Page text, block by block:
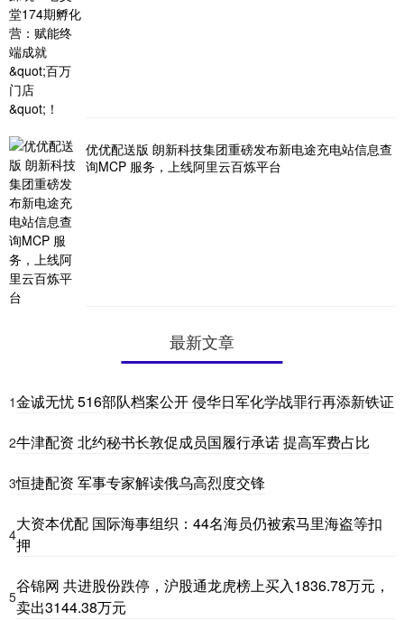
优优配送版 朗新科技集团重磅发布新电途充电站信息查
询MCP 服务，上线阿里云百炼平台
最新文章
1金诚无忧 516部队档案公开 侵华日军化学战罪行再添新铁证
2牛津配资 北约秘书长敦促成员国履行承诺 提高军费占比
3恒捷配资 军事专家解读俄乌高烈度交锋
4
大资本优配 国际海事组织：44名海员仍被索马里海盗等扣
押
5
谷锦网 共进股份跌停，沪股通龙虎榜上买入1836.78万元，
卖出3144.38万元